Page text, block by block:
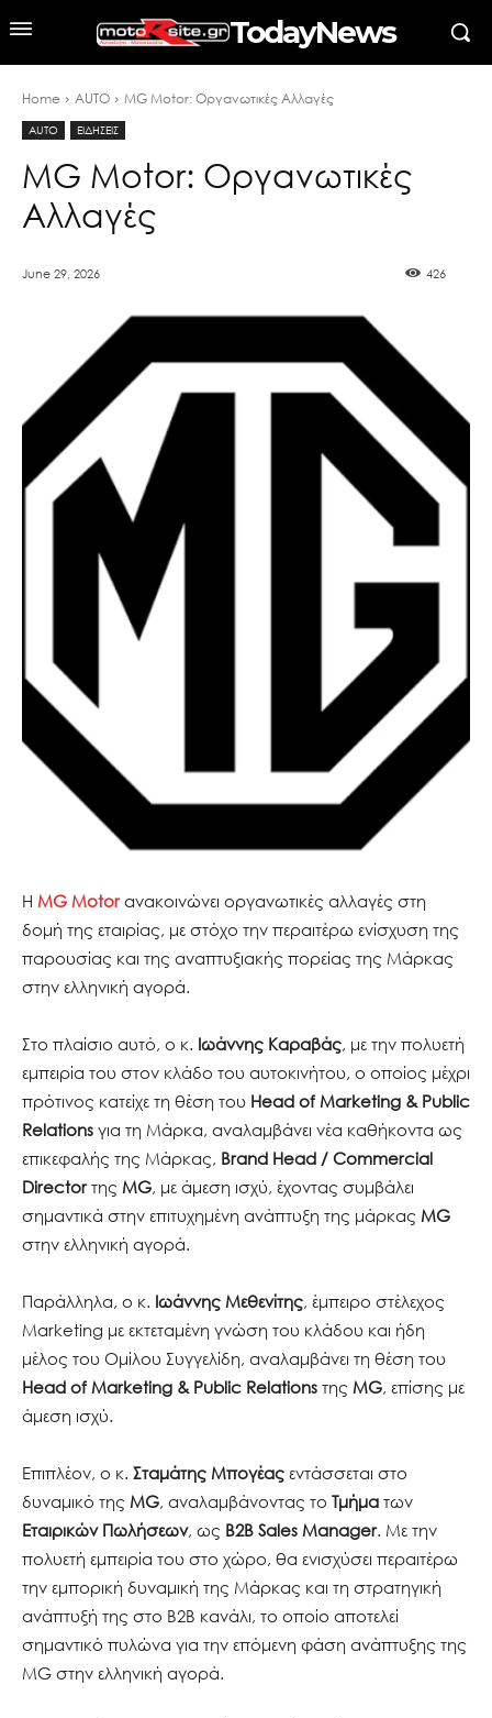
TodayNews
Home AUTO MG Motor: Οργανωτικές Αλλαγές
AUTO ΕΙΔΗΣΕΙΣ
MG Motor: Οργανωτικές
Αλλαγές
June 29, 2026 426
Η MG Motor ανακοινώνει οργανωτικές αλλαγές στη
δομή της εταιρίας, με στόχο την περαιτέρω ενίσχυση της
παρουσίας και της αναπτυξιακής πορείας της Μάρκας
στην ελληνική αγορά.
Στο πλαίσιο αυτό, ο κ. Ιωάννης Καραβάς, με την πολυετή
εμπειρία του στον κλάδο του αυτοκινήτου, ο οποίος μέχρι
πρότινος κατείχε τη θέση του Head of Marketing & Public
Relations για τη Μάρκα, αναλαμβάνει νέα καθήκοντα ως
επικεφαλής της Μάρκας, Brand Head / Commercial
Directorτης MG, με άμεση ισχύ, έχοντας συμβάλει
σημαντικά στην επιτυχημένη ανάπτυξη της μάρκας MG
στην ελληνική αγορά.
Παράλληλα, ο κ. Ιωάννης Μεθενίτης, έμπειρο στέλεχος
Μarketing με εκτεταμένη γνώση του κλάδου και ήδη
μέλος του Ομίλου Συγγελίδη, αναλαμβάνει τη θέση του
Head of Marketing & Public Relations της MG, επίσης με
άμεση ισχύ.
Επιπλέον, ο κ. Σταμάτης Μπογέας εντάσσεται στο
δυναμικό της MG, αναλαμβάνοντας το Τμήμα των
Εταιρικών Πωλήσεων, ως Β2Β Sales Manager. Με την
πολυετή εμπειρία του στο χώρο, θα ενισχύσει περαιτέρω
την εμπορική δυναμική της Μάρκας και τη στρατηγική
ανάπτυξή της στο B2B κανάλι, το οποίο αποτελεί
σημαντικό πυλώνα για την επόμενη φάση ανάπτυξης της
MG στην ελληνική αγορά.